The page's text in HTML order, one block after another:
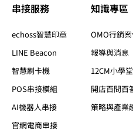
串接服務
echoss智慧印章
LINE Beacon
智慧刷卡機
POS串接模組
AI機器人串接
官網電商串接
知識專區​
OMO行銷
報導與消息
12CM小學堂
開店百問百
策略與產業